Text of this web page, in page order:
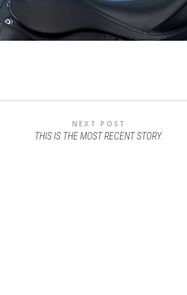
NEXT POST
THIS IS THE MOST RECENT STORY.